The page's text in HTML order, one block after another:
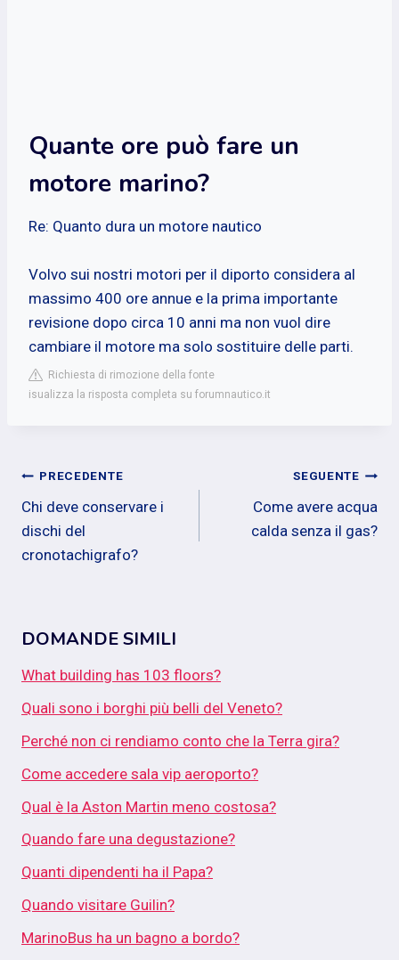
Quante ore può fare un
motore marino?
Re: Quanto dura un motore nautico
Volvo sui nostri motori per il diporto considera al
massimo 400 ore annue e la prima importante
revisione dopo circa 10 anni ma non vuol dire
cambiare il motore ma solo sostituire delle parti.
Richiesta di rimozione della fonte
isualizza la risposta completa su forumnautico.it
Navigazione
articoli
PRECEDENTE
Chi deve conservare i
dischi del
cronotachigrafo?
SEGUENTE
Come avere acqua
calda senza il gas?
DOMANDE SIMILI
What building has 103 floors?
Quali sono i borghi più belli del Veneto?
Perché non ci rendiamo conto che la Terra gira?
Come accedere sala vip aeroporto?
Qual è la Aston Martin meno costosa?
Quando fare una degustazione?
Quanti dipendenti ha il Papa?
Quando visitare Guilin?
MarinoBus ha un bagno a bordo?